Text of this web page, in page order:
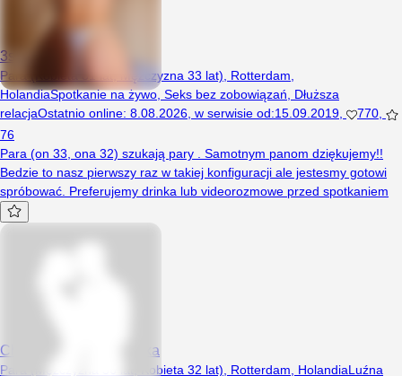
3somewant
Para (Kobieta 31 lat, Mężczyzna 33 lat), Rotterdam,
HolandiaSpotkanie na żywo, Seks bez zobowiązań, Dłuższa
relacjaOstatnio online: 8.08.2026, w serwisie od:15.09.2019, 770,
76
Para (on 33, ona 32) szukają pary . Samotnym panom dziękujemy!!
Bedzie to nasz pierwszy raz w takiej konfiguracji ale jestesmy gotowi
spróbować. Preferujemy drinka lub videorozmowe przed spotkaniem
Chcemymlodegodotrojka
Para (Mężczyzna 36 lat, Kobieta 32 lat), Rotterdam, HolandiaLuźna